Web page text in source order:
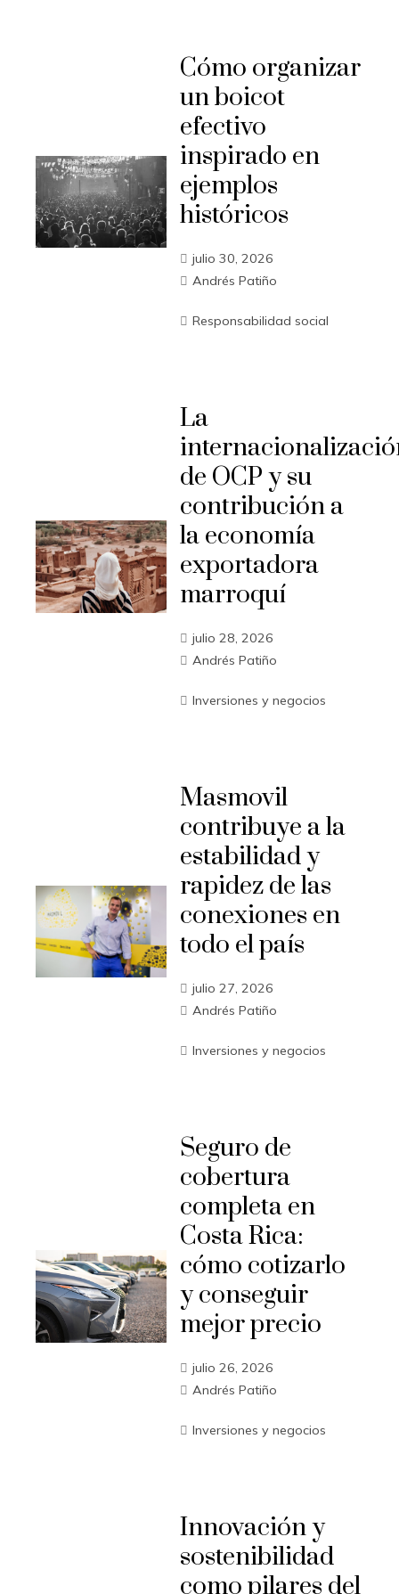
Cómo organizar
un boicot
efectivo
inspirado en
ejemplos
históricos
julio 30, 2026
Andrés Patiño
Responsabilidad social
La
de OCP y su
contribución a
la economía
exportadora
marroquí
julio 28, 2026
Andrés Patiño
Inversiones y negocios
Masmovil
contribuye a la
estabilidad y
rapidez de las
conexiones en
todo el país
julio 27, 2026
Andrés Patiño
Inversiones y negocios
Seguro de
cobertura
completa en
Costa Rica:
cómo cotizarlo
y conseguir
mejor precio
julio 26, 2026
Andrés Patiño
Inversiones y negocios
Innovación y
sostenibilidad
como pilares del